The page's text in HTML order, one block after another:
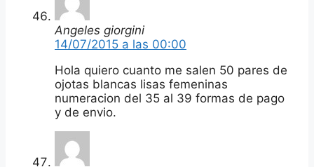
Angeles giorgini
14/07/2015 a las 00:00
Hola quiero cuanto me salen 50 pares de
ojotas blancas lisas femeninas
numeracion del 35 al 39 formas de pago
y de envio.